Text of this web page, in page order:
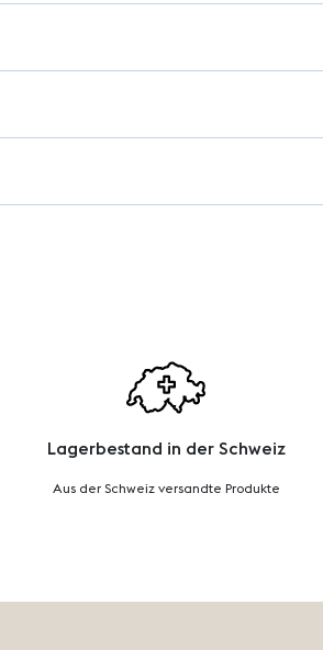
Lagerbestand in der Schweiz
Aus der Schweiz versandte Produkte